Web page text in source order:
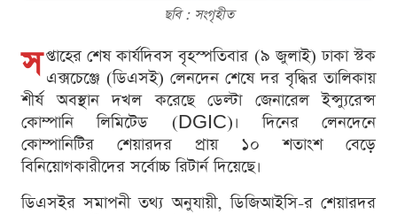
ছবি : সংগৃহীত
স প্তাহের শেষ কার্যদিবস বৃহস্পতিবার (৯ জুলাই) ঢাকা স্টক
এক্সচেঞ্জে (ডিএসই) লেনদেন শেষে দর বৃদ্ধির তালিকায়
শীর্ষ অবস্থান দখল করেছে ডেল্টা জেনারেল ইন্স্যুরেন্স
কোম্পানি লিমিটেড (DGIC)। দিনের লেনদেনে
কোম্পানিটির শেয়ারদর প্রায় ১০ শতাংশ বেড়ে
বিনিয়োগকারীদের সর্বোচ্চ রিটার্ন দিয়েছে।
ডিএসইর সমাপনী তথ্য অনুযায়ী, ডিজিআইসি-র শেয়ারদর